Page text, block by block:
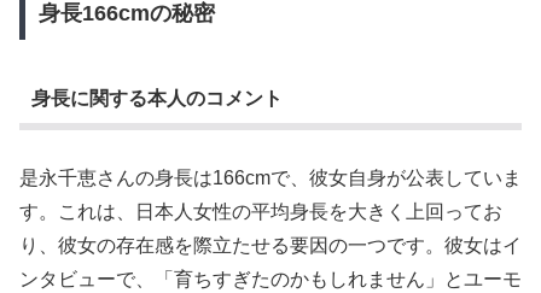
身長166cmの秘密
身長に関する本人のコメント
是永千恵さんの身長は166cmで、彼女自身が公表していま
す。これは、日本人女性の平均身長を大きく上回ってお
り、彼女の存在感を際立たせる要因の一つです。彼女はイ
ンタビューで、「育ちすぎたのかもしれません」とユーモ